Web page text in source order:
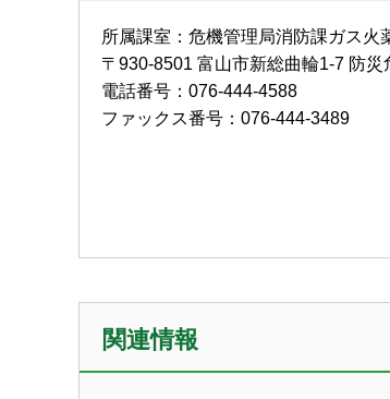
所属課室：危機管理局消防課ガス火
〒930-8501 富山市新総曲輪1-7 防
電話番号：076-444-4588
ファックス番号：076-444-3489
関連情報